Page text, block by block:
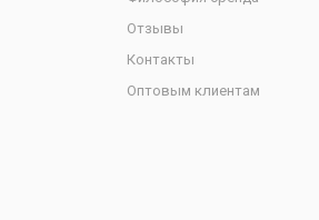
Отзывы
Контакты
Оптовым клиентам